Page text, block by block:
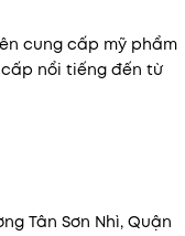
cung cấp mỹ phẩm
nổi tiếng đến từ
Tân Sơn Nhì, Quận